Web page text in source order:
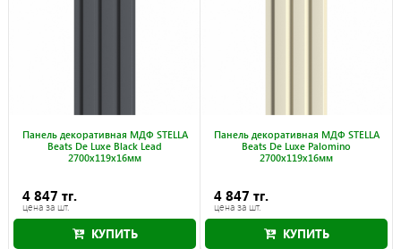
Панель декоративная МДФ STELLA
Beats De Luxe Black Lead
2700x119x16мм
4 847 тг.
цена за шт.
КУПИТЬ
Панель декоративная МДФ STELLA
Beats De Luxe Palomino
2700x119x16мм
4 847 тг.
цена за шт.
КУПИТЬ